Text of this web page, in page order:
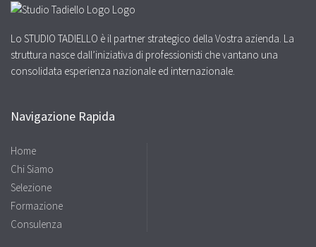
Lo STUDIO TADIELLO è il partner strategico della Vostra azienda. La
struttura nasce dall’iniziativa di professionisti che vantano una
consolidata esperienza nazionale ed internazionale.
Navigazione Rapida
Home
Chi Siamo
Selezione
Formazione
Consulenza